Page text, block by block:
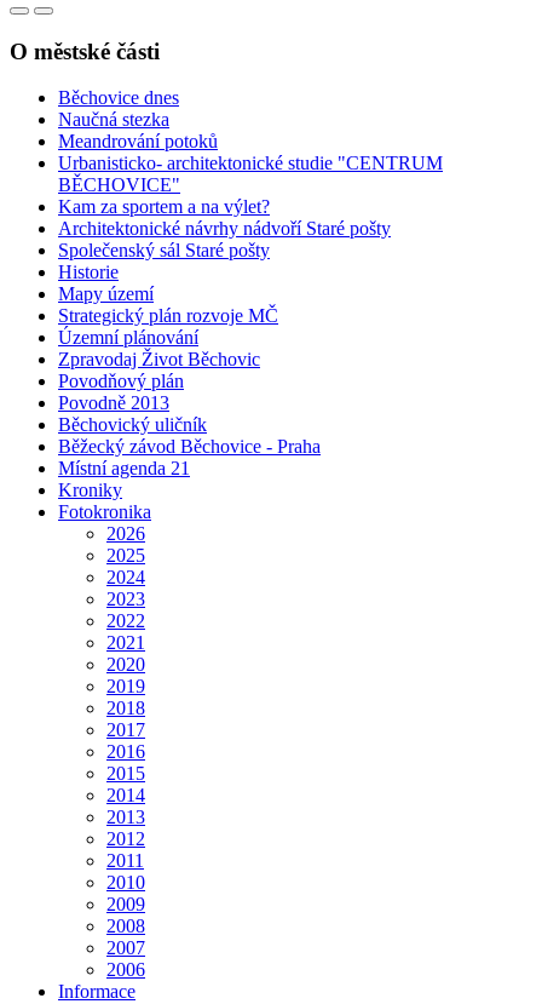
O městské části
Běchovice dnes
Naučná stezka
Meandrování potoků
Urbanisticko- architektonické studie "CENTRUM
BĚCHOVICE"
Kam za sportem a na výlet?
Architektonické návrhy nádvoří Staré pošty
Společenský sál Staré pošty
Historie
Mapy území
Strategický plán rozvoje MČ
Územní plánování
Zpravodaj Život Běchovic
Povodňový plán
Povodně 2013
Běchovický uličník
Běžecký závod Běchovice - Praha
Místní agenda 21
Kroniky
Fotokronika
2026
2025
2024
2023
2022
2021
2020
2019
2018
2017
2016
2015
2014
2013
2012
2011
2010
2009
2008
2007
2006
Informace